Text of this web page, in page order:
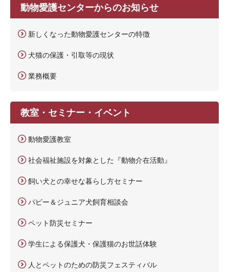
動物愛護センターからのお知らせ
新しくなった動物愛護センターの特徴
犬猫の保護・引取等の現状
業務概要
教室・セミナー・イベント
動物愛護教室
社会福祉施設を対象とした『動物介在活動』
飼い犬との幸せな暮らし方セミナー
パピー＆ジュニア犬飼育相談会
ペット防災セミナー
学生による保護犬・保護猫のお世話体験
人とペットのための防災フェスティバル